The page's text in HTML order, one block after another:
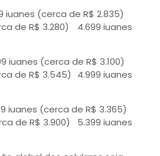
iuanes (cerca de R$ 2.835)
de R$ 3.280)
4.699 iuanes
iuanes (cerca de R$ 3.100)
de R$ 3.545)
4.999 iuanes
iuanes (cerca de R$ 3.365)
de R$ 3.900)
5.399 iuanes